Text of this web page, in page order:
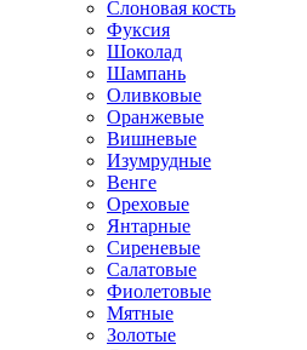
Слоновая кость
Фуксия
Шоколад
Шампань
Оливковые
Оранжевые
Вишневые
Изумрудные
Венге
Ореховые
Янтарные
Сиреневые
Салатовые
Фиолетовые
Мятные
Золотые